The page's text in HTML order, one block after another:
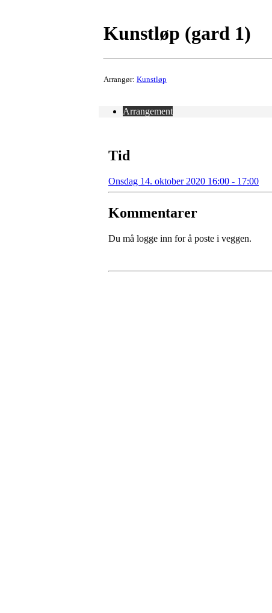
Kunstløp (gard 1)
Arrangør: Kunstløp
Arrangement
Tid
Onsdag 14. oktober 2020 16:00 - 17:00
Kommentarer
Du må logge inn for å poste i veggen.